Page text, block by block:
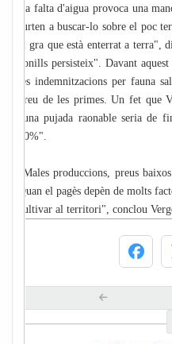
La falta d'aigua provoca una
surten a buscar-lo sobre el poc
el gra que està enterrat a terra",
conills persisteix". Davant
les indemnitzacions per fauna
preu de les primes. Un fet que
"una pujada raonable seria
70%".
"Males produccions, preus
Quan el pagès depèn de molts
cultivar al territori", conclou